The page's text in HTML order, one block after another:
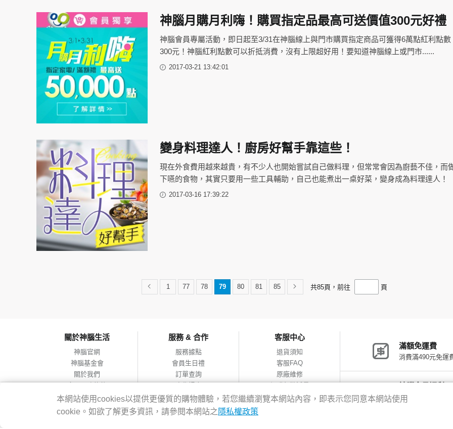
神腦月購月利嗨！購買指定品最高可送價值300元好禮
神腦會員專屬活動，即日起至3/31在神腦線上與門市購買指定商品可獲得6萬點紅利點數
300元！神腦紅利點數可以折抵消費，沒有上限超好用！要知道神腦線上或門市......
2017-03-21 13:42:01
變身料理達人！廚房好幫手靠這些！
現在外食費用越來越貴，有不少人也開始嘗試自己做料理，但常常會因為廚藝不佳，而
下嚥的食物，其實只要用一些工具輔助，自己也能煮出一桌好菜，變身成為料理達人！
2017-03-16 17:39:22
1 77 78 79 80 81 85 共85頁，前往 頁
關於神腦生活
神腦官網
神腦基金會
關於我們
會員服務條款
隱私權政策
網站導覽
服務 & 合作
服務據點
會員生日禮
訂單查詢
合作提案
客服中心
退貨須知
客服FAQ
原廠維修
網購包裝減量
滿額免運費
消費滿490元免運
會員獨享優惠
本網站使用cookies以提供更優質的購物體驗，若您繼續瀏覽本網站內容，即表示您同意本網站使用
cookie。如欲了解更多資訊，請參閱本網站之 隱私權政策